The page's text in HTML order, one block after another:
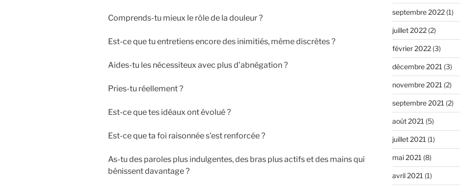
Comprends-tu mieux le rôle de la douleur ?
Est-ce que tu entretiens encore des inimitiés, même discrètes ?
Aides-tu les nécessiteux avec plus d’abnégation ?
Pries-tu réellement ?
Est-ce que tes idéaux ont évolué ?
Est-ce que ta foi raisonnée s’est renforcée ?
As-tu des paroles plus indulgentes, des bras plus actifs et des mains qui
bénissent davantage ?
septembre 2022(1)
juillet 2022(2)
février 2022(3)
décembre 2021 (3)
novembre 2021 (2)
septembre 2021 (2)
août 2021 (5)
juillet 2021 (1)
mai 2021 (8)
avril 2021 (1)